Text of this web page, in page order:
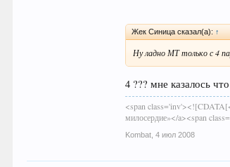
Жек Синица сказал(а): ↑
Ну ладно МТ только с 4
4 ??? мне казалось
<span
милосердие»</a><span
Kombat 4 июл 2008